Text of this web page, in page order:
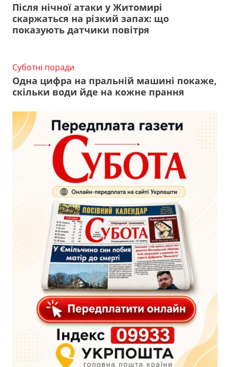
Після нічної атаки у Житомирі
скаржаться на різкий запах: що
показують датчики повітря
Суботні поради
Одна цифра на пральній машині покаже,
скільки води йде на кожне прання